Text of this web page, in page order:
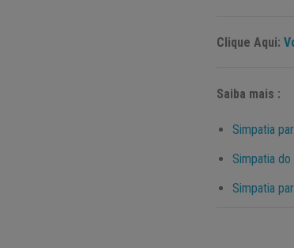
Clique Aqui:
Saiba mais :
Simpatia
Simpatia
Simpatia